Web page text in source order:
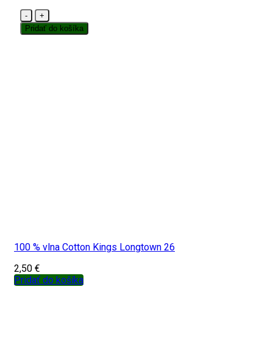
množstvo
100
%
Pridať do košíka
100 % vlna Cotton Kings Longtown 26
2,50 €
Pridať do košíka